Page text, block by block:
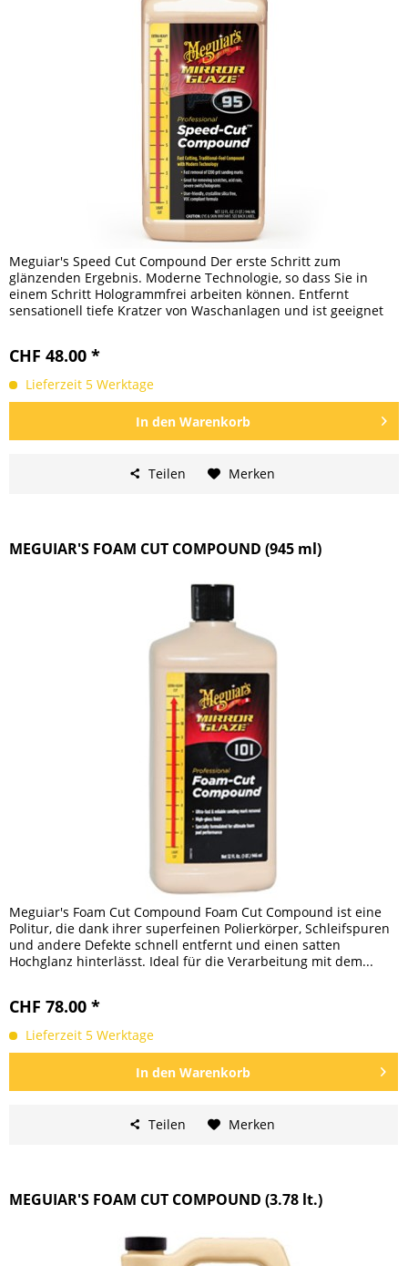
Meguiar's Speed Cut Compound Der erste Schritt zum
glänzenden Ergebnis. Moderne Technologie, so dass Sie in
einem Schritt Hologrammfrei arbeiten können. Entfernt
sensationell tiefe Kratzer von Waschanlagen und ist geeignet
CHF 48.00 *
Lieferzeit 5 Werktage
In den Warenkorb
Teilen Merken
MEGUIAR'S FOAM CUT COMPOUND (945 ml)
Meguiar's Foam Cut Compound Foam Cut Compound ist eine
Politur, die dank ihrer superfeinen Polierkörper, Schleifspuren
und andere Defekte schnell entfernt und einen satten
Hochglanz hinterlässt. Ideal für die Verarbeitung mit dem...
CHF 78.00 *
Lieferzeit 5 Werktage
In den Warenkorb
Teilen Merken
MEGUIAR'S FOAM CUT COMPOUND (3.78 lt.)